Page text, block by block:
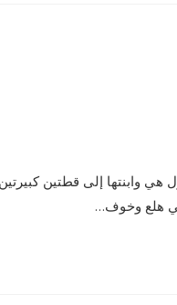
هي وابنتها إلى قطتين
في هلع وخوف…